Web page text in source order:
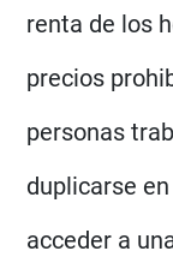
renta de los
precios
personas
duplicarse
acceder a